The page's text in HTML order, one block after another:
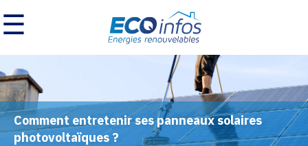
☰
Comment entretenir ses panneaux solaires
photovoltaïques ?